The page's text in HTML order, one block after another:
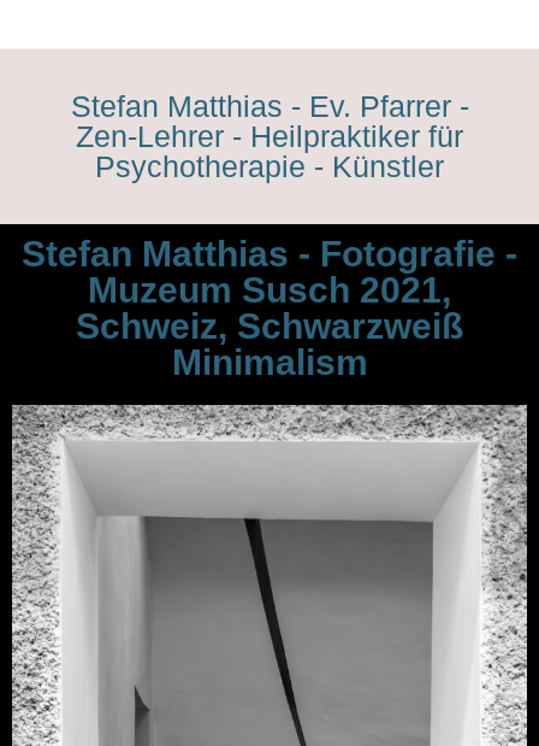
Stefan Matthias - Ev. Pfarrer -
Zen-Lehrer - Heilpraktiker für
Psychotherapie - Künstler
Stefan Matthias - Fotografie -
Muzeum Susch 2021,
Schweiz, Schwarzweiß
Minimalism